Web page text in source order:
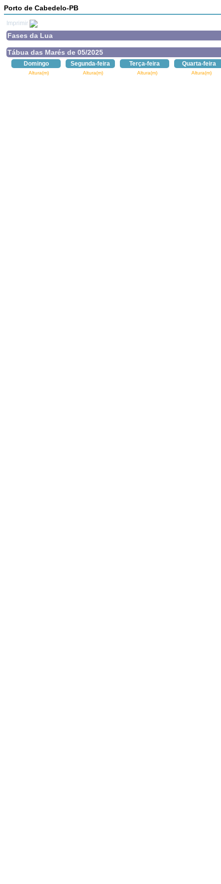
Porto de Cabedelo-PB
Imprimir
Fases da Lua
Tábua das Marés de 05/2025
Domingo Segunda-feira Terça-feira Quarta-feira
Altura(m) Altura(m) Altura(m) Altura(m)